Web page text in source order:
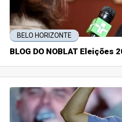
BELO HORIZONTE
BLOG DO NOBLAT Eleições